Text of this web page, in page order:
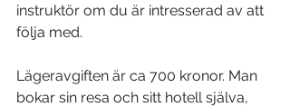
instruktör om du är intresserad av att
följa med.
Lägeravgiften är ca 700 kronor. Man
bokar sin resa och sitt hotell själva,